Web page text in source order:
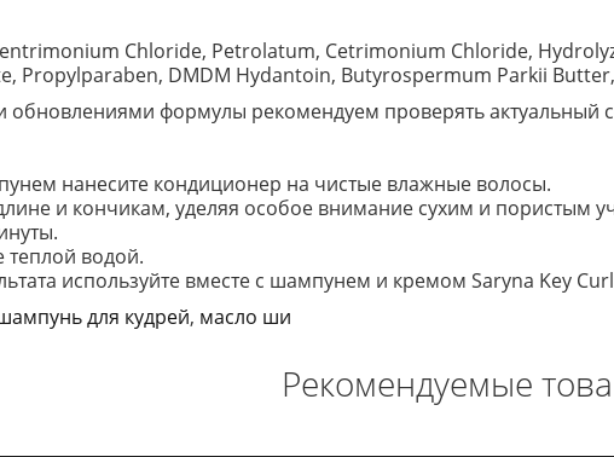
Chloride, Petrolatum, Cetrimonium Chloride,
Propylparaben, DMDM Hydantoin, Butyrospermum Parkii
формулы рекомендуем проверять актуальный
нанесите кондиционер на чистые влажные волосы.
и кончикам, уделяя особое внимание сухим и пористым
теплой водой.
используйте вместе с шампунем и кремом Saryna Key
для кудрей, масло ши
Рекомендуемые